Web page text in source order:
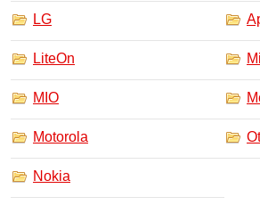
LG
LiteOn
MIO
Motorola
Nokia